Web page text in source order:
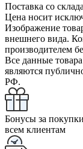
Поставка со склада
Цена носит
Изображение
внешнего вида.
производителем
Все данные
являются
РФ.
Бонусы за покупки
всем клиентам